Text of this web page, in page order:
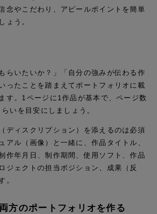
念やこだわり、アピールポイントを簡単
ょう。
らいたいか？」「自分の強みが伝わる作
ったことを踏まえてポートフォリオに載
す。1ページに1作品が基本で、ページ数
いを目安にしましょう。
ディスクリプション）を添えるのは必須
アル（画像）と一緒に、作品タイトル、
作年月日、制作期間、使用ソフト、作品
ジェクトの担当ポジション、成果（反
。
方のポートフォリオを作る